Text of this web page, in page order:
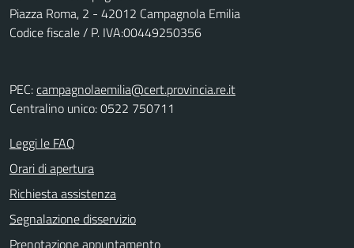
Piazza Roma, 2 - 42012 Campagnola Emilia
Codice fiscale / P. IVA:00449250356
PEC:campagnolaemilia@cert.provincia.re.it
Centralino unico: 0522 750711
Leggi le FAQ
Orari di apertura
Richiesta assistenza
Segnalazione disservizio
Prenotazione appuntamento